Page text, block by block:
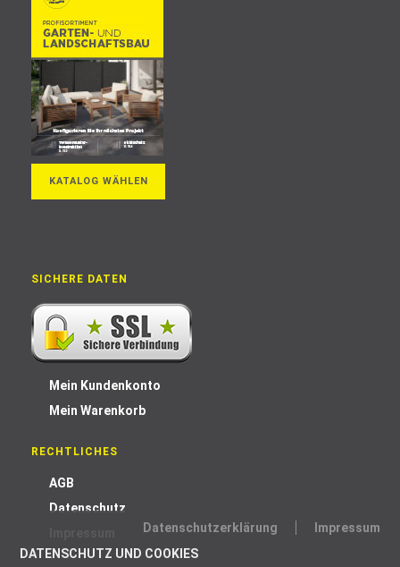
Datenschutzerklärung
Impressum
DATENSCHUTZ UND COOKIES
KATALOG WÄHLEN
SICHERE DATEN
Mein Kundenkonto
Mein Warenkorb
RECHTLICHES
AGB
Datenschutz